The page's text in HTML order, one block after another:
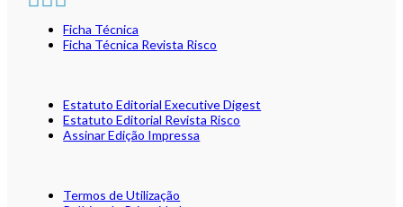
Ficha Técnica
Ficha Técnica Revista Risco
Estatuto Editorial Executive Digest
Estatuto Editorial Revista Risco
Assinar Edição Impressa
Termos de Utilização